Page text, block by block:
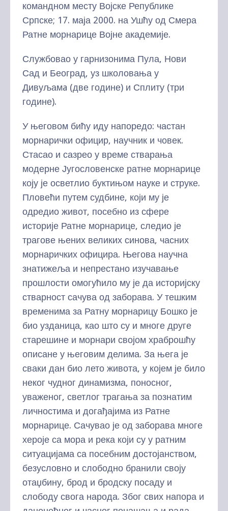
командном месту Војске Републике
Српске; 17. маја 2000. на Ушћу од Смера
Ратне морнарице Војне академије.
Службовао у гарнизонима Пула, Нови
Сад и Београд, уз школовања у
Дивуљамa (две године) и Сплиту (три
године).
У његовом бићу иду напоредо: частан
морнарички официр, научник и човек.
Стасао и сазрео у време стварања
модерне Југословенске ратне морнарице
коју је осветлио буктињом науке и струке.
Пловећи путем судбине, који му је
одредио живот, посебно из сфере
историје Ратне морнарице, следио је
трагове њених великих синова, часних
морнаричких официра. Његова научна
знатижеља и непрестано изучавање
прошлости омогућило му је да историјску
стварност сачува од заборава. У тешким
временима за Ратну морнарицу Бошко је
био узданица, као што су и многе друге
старешине и морнари својом храброшћу
описане у његовим делима. За њега је
сваки дан био лето живота, у којем је било
неког чудног динамизма, поносног,
уваженог, светлог трагања за познатим
личностима и догађајима из Ратне
морнарице. Сачувао је од заборава многе
хероје са мора и река који су у ратним
ситуацијама са посебним достојанством,
безусловно и слободно бранили своју
отаџбину, брод и бродску посаду и
слободу свога народа. Због свих напора и